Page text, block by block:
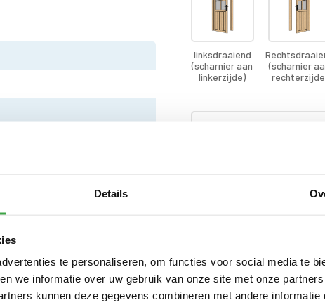
Details
te personaliseren, om functies voor social media te
we informatie over uw gebruik van onze site met onze
kunnen deze gegevens combineren met andere informatie
linksdraaiend
(scharnier aan
linkerzijde)
(scharnier
Dompel-impregnatie
Dompel-impregnatie